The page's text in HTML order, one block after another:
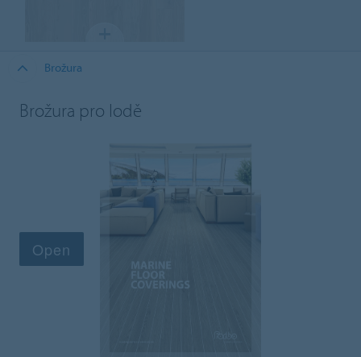
Brožura
Brožura pro lodě